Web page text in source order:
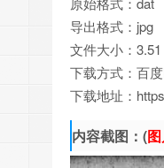
导出格式：jpg
文件大小：
下载方式：百
下载地址：
内容截图：(